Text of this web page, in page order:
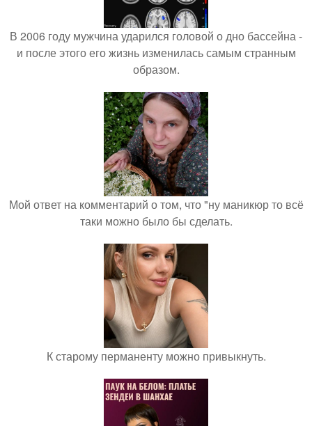
В 2006 году мужчина ударился головой о дно бассейна -
и после этого его жизнь изменилась самым странным
образом.
Мой ответ на комментарий о том, что "ну маникюр то всё
таки можно было бы сделать.
К старому перманенту можно привыкнуть.